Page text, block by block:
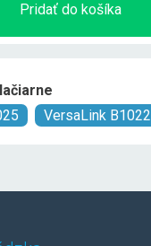
Pridať do košíka
VersaLink B1022